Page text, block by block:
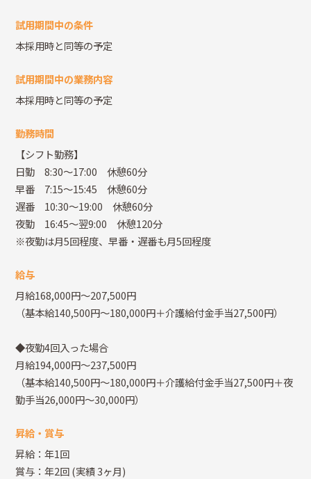
試用期間中の条件
本採用時と同等の予定
試用期間中の業務内容
本採用時と同等の予定
勤務時間
【シフト勤務】
日勤 8:30～17:00 休憩60分
早番 7:15～15:45 休憩60分
遅番 10:30～19:00 休憩60分
夜勤 16:45～翌9:00 休憩120分
※夜勤は月5回程度、早番・遅番も月5回程度
給与
月給168,000円～207,500円
（基本給140,500円～180,000円＋介護給付金手当27,500円）
◆夜勤4回入った場合
月給194,000円～237,500円
（基本給140,500円～180,000円＋介護給付金手当27,500円＋夜
勤手当26,000円～30,000円）
昇給・賞与
昇給：年1回
賞与：年2回(実績 3ヶ月)